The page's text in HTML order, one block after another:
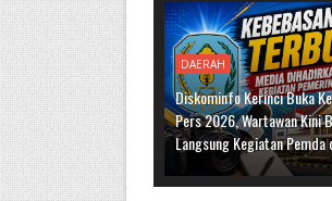
DAERAH
Diskominfo Kerinci Buka
Pers 2026, Wartawan Kini
Langsung Kegiatan Pemda